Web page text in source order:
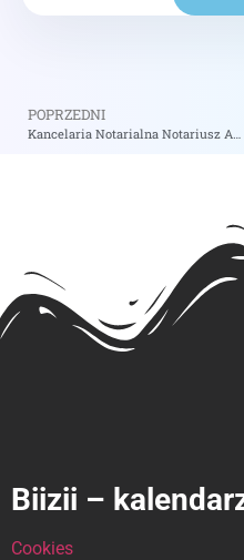
POPRZEDNI
Biizii –
Cookies